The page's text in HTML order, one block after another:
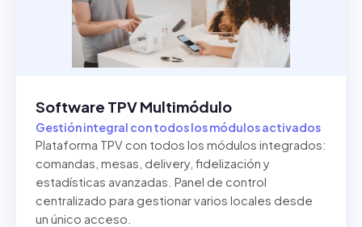
Software TPV Multimódulo
Gestión integral con todos los módulos activados
Plataforma TPV con todos los módulos integrados:
comandas, mesas, delivery, fidelización y
estadísticas avanzadas. Panel de control
centralizado para gestionar varios locales desde
un único acceso.